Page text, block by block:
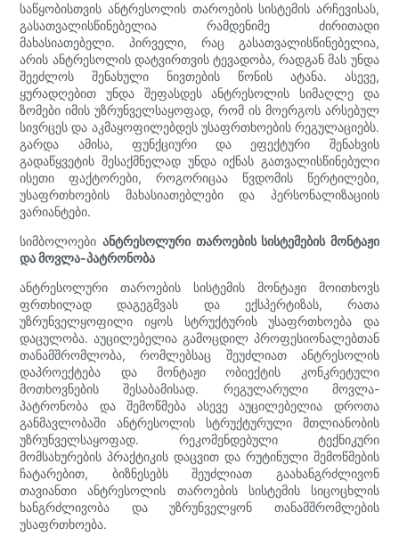
საწყობისთვის ანტრესოლის თაროების სისტემის არჩევისას,
გასათვალისწინებელია რამდენიმე ძირითადი
მახასიათებელი. პირველი, რაც გასათვალისწინებელია,
არის ანტრესოლის დატვირთვის ტევადობა, რადგან მას უნდა
შეეძლოს შენახული ნივთების წონის ატანა. ასევე,
ყურადღებით უნდა შეფასდეს ანტრესოლის სიმაღლე და
ზომები იმის უზრუნველსაყოფად, რომ ის მოერგოს არსებულ
სივრცეს და აკმაყოფილებდეს უსაფრთხოების რეგულაციებს.
გარდა ამისა, ფუნქციური და ეფექტური შენახვის
გადაწყვეტის შესაქმნელად უნდა იქნას გათვალისწინებული
ისეთი ფაქტორები, როგორიცაა წვდომის წერტილები,
უსაფრთხოების მახასიათებლები და პერსონალიზაციის
ვარიანტები.
სიმბოლოები ანტრესოლური თაროების სისტემების მონტაჟი
და მოვლა-პატრონობა
ანტრესოლური თაროების სისტემის მონტაჟი მოითხოვს
ფრთხილად დაგეგმვას და ექსპერტიზას, რათა
უზრუნველყოფილი იყოს სტრუქტურის უსაფრთხოება და
დაცულობა. აუცილებელია გამოცდილ პროფესიონალებთან
თანამშრომლობა, რომლებსაც შეუძლიათ ანტრესოლის
დაპროექტება და მონტაჟი ობიექტის კონკრეტული
მოთხოვნების შესაბამისად. რეგულარული მოვლა-
პატრონობა და შემოწმება ასევე აუცილებელია დროთა
განმავლობაში ანტრესოლის სტრუქტურული მთლიანობის
უზრუნველსაყოფად. რეკომენდებული ტექნიკური
მომსახურების პრაქტიკის დაცვით და რუტინული შემოწმების
ჩატარებით, ბიზნესებს შეუძლიათ გაახანგრძლივონ
თავიანთი ანტრესოლის თაროების სისტემის სიცოცხლის
ხანგრძლივობა და უზრუნველყონ თანამშრომლების
უსაფრთხოება.